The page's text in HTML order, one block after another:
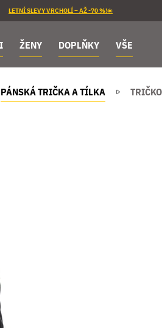
LETNÍ SLEVY VRCHOLÍ – AŽ -70 %!☀️
ŽENY DOPLŇKY VŠE
PÁNSKÁ TRIČKA A TÍLKA